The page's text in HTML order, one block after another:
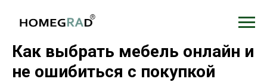
Как выбрать мебель онлайн и
не ошибиться с покупкой